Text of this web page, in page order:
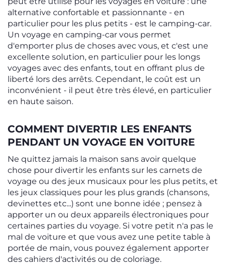
alternative confortable et passionnante - en
particulier pour les plus petits - est le camping-car.
Un voyage en camping-car vous permet
d'emporter plus de choses avec vous, et c'est une
excellente solution, en particulier pour les longs
voyages avec des enfants, tout en offrant plus de
liberté lors des arrêts. Cependant, le coût est un
inconvénient - il peut être très élevé, en particulier
en haute saison.
COMMENT DIVERTIR LES ENFANTS
PENDANT UN VOYAGE EN VOITURE
Ne quittez jamais la maison sans avoir quelque
chose pour divertir les enfants sur les carnets de
voyage ou des jeux musicaux pour les plus petits, et
les jeux classiques pour les plus grands (chansons,
devinettes etc...) sont une bonne idée ; pensez à
apporter un ou deux appareils électroniques pour
certaines parties du voyage. Si votre petit n'a pas le
mal de voiture et que vous avez une petite table à
portée de main, vous pouvez également apporter
des cahiers d'activités ou de coloriage.